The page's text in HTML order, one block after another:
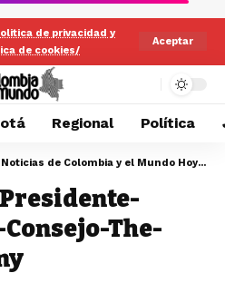
de privacidad y
de cookies/
Aceptar
Regional Política
Colombia Mundo - Principales Noticias de Colombia y el Mundo Hoy
>
The-